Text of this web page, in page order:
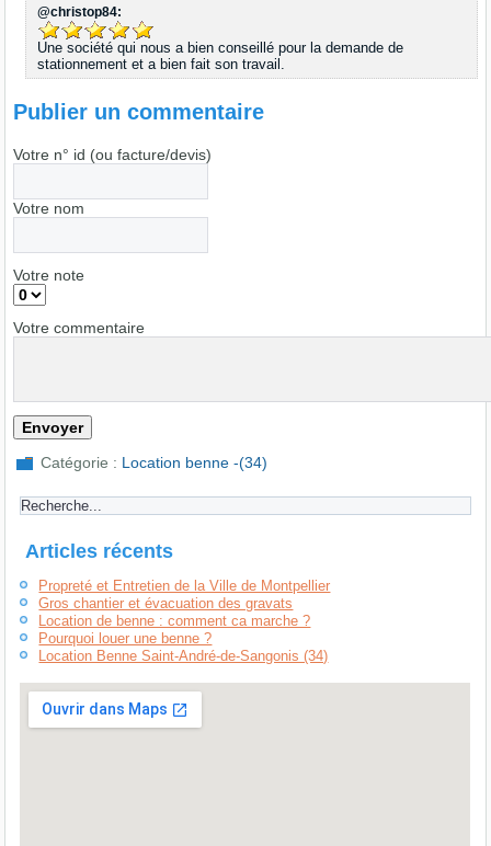
@christop84:
Une société qui nous a bien conseillé pour la demande de
stationnement et a bien fait son travail.
Publier un commentaire
Votre n° id (ou facture/devis)
Votre nom
Votre note
Votre commentaire
Catégorie : Location benne -(34)
Articles récents
Propreté et Entretien de la Ville de Montpellier
Gros chantier et évacuation des gravats
Location de benne : comment ca marche ?
Pourquoi louer une benne ?
Location Benne Saint-André-de-Sangonis (34)